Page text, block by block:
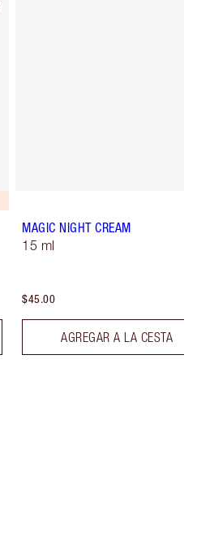
MAGIC NIGHT CREAM
15 ml
$45.00
AGREGAR A LA CESTA